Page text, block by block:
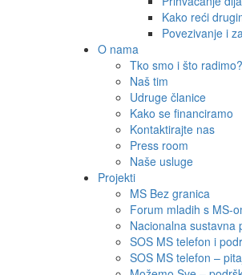
Kako reći
Povezivanje i
O nama
Tko smo i što radimo?
Naš tim
Udruge članice
Kako se financiramo
Kontaktirajte nas
Press room
Naše usluge
Projekti
MS Bez granica
Forum mladih s MS-
Nacionalna sustavna
SOS MS telefon i
SOS MS telefon –